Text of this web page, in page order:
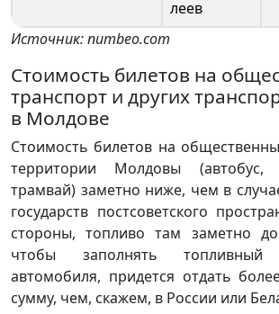
леев
Источник: numbeo.com
Стоимость билетов на
транспорт и других
в Молдове
Стоимость билетов на
территории Молдовы (автобус,
трамвай) заметно ниже, чем в
государств постсоветского
стороны, топливо там заметно
чтобы заполнять
автомобиля, придется отдать
сумму, чем, скажем, в России или